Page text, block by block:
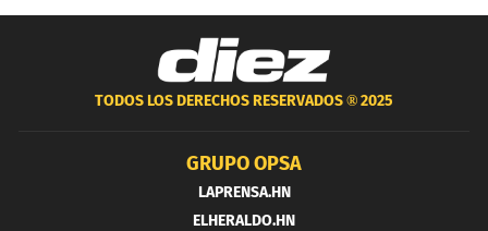
TODOS LOS DERECHOS RESERVADOS ®2025
GRUPO OPSA
LAPRENSA.HN
ELHERALDO.HN